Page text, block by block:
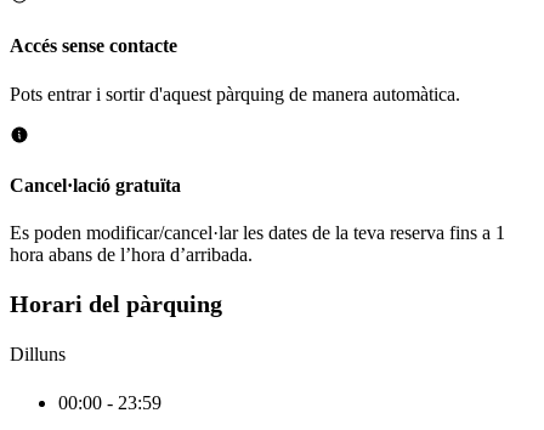
Accés sense contacte
Pots entrar i sortir d'aquest pàrquing de manera automàtica.
Cancel·lació gratuïta
Es poden modificar/cancel·lar les dates de la teva reserva fins a 1
hora abans de l’hora d’arribada.
Horari del pàrquing
Dilluns
00:00 - 23:59